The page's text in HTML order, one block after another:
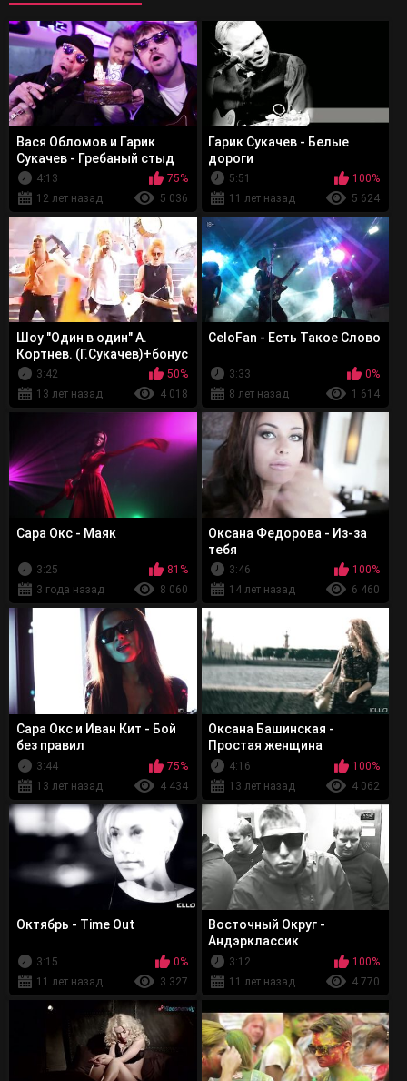
Вася Обломов и Гарик
Сукачев - Гребаный стыд
4:13
75%
12 лет назад
5 036
Гарик Сукачев - Белые
дороги
5:51
100%
11 лет назад
5 624
Шоу "Один в один" А.
Кортнев. (Г.Сукачев)+бонус
3:42
50%
13 лет назад
4 018
CeloFan - Есть Такое Слово
3:33
0%
8 лет назад
1 614
Сара Окс - Маяк
3:25
81%
3 года назад
8 060
Оксана Федорова - Из-за
тебя
3:46
100%
14 лет назад
6 460
Сара Окс и Иван Кит - Бой
без правил
3:44
75%
13 лет назад
4 434
Оксана Башинская -
Простая женщина
4:16
100%
13 лет назад
4 062
Октябрь - Time Out
3:15
0%
11 лет назад
3 327
Восточный Округ -
Андэрклассик
3:12
100%
11 лет назад
4 770